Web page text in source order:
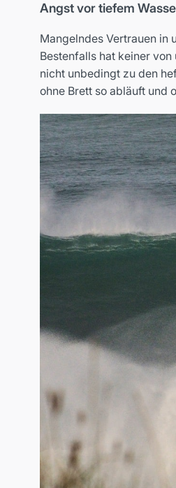
Angst vor tiefem
Mangelndes Vertrauen in
Bestenfalls hat keiner
nicht unbedingt zu den
ohne Brett so abläuft und